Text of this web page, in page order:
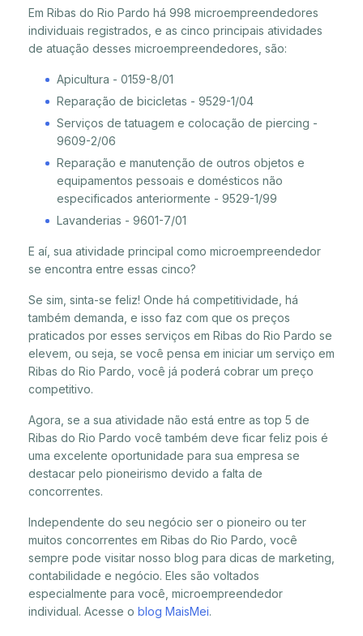
Em Ribas do Rio Pardo há 998 microempreendedores
individuais registrados, e as cinco principais atividades
de atuação desses microempreendedores, são:
Apicultura - 0159-8/01
Reparação de bicicletas - 9529-1/04
Serviços de tatuagem e colocação de piercing -
9609-2/06
Reparação e manutenção de outros objetos e
equipamentos pessoais e domésticos não
especificados anteriormente - 9529-1/99
Lavanderias - 9601-7/01
E aí, sua atividade principal como microempreendedor
se encontra entre essas cinco?
Se sim, sinta-se feliz! Onde há competitividade, há
também demanda, e isso faz com que os preços
praticados por esses serviços em Ribas do Rio Pardo se
elevem, ou seja, se você pensa em iniciar um serviço em
Ribas do Rio Pardo, você já poderá cobrar um preço
competitivo.
Agora, se a sua atividade não está entre as top 5 de
Ribas do Rio Pardo você também deve ficar feliz pois é
uma excelente oportunidade para sua empresa se
destacar pelo pioneirismo devido a falta de
concorrentes.
Independente do seu negócio ser o pioneiro ou ter
muitos concorrentes em Ribas do Rio Pardo, você
sempre pode visitar nosso blog para dicas de marketing,
contabilidade e negócio. Eles são voltados
especialmente para você, microempreendedor
individual. Acesse o blog MaisMei.